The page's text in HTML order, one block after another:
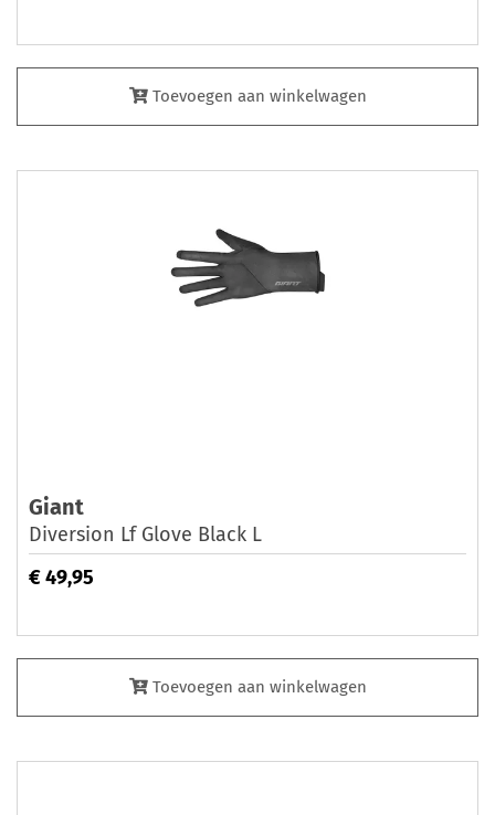
Toevoegen aan winkelwagen
Giant
Diversion Lf Glove Black L
€ 49,95
Toevoegen aan winkelwagen